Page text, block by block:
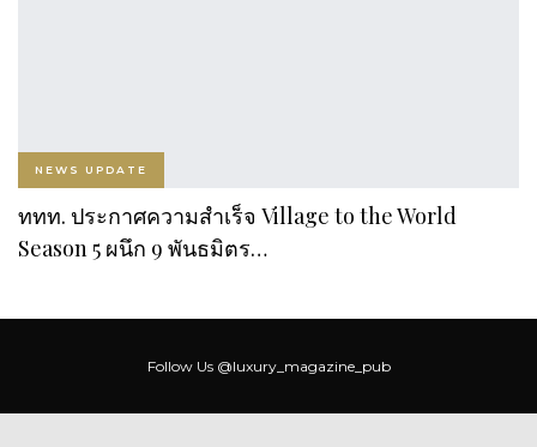
NEWS UPDATE
ททท. ประกาศความสำเร็จ Village to the World
Season 5 ผนึก 9 พันธมิตร…
Follow Us @luxury_magazine_pub